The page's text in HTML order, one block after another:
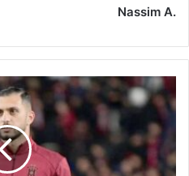
Nassim A.